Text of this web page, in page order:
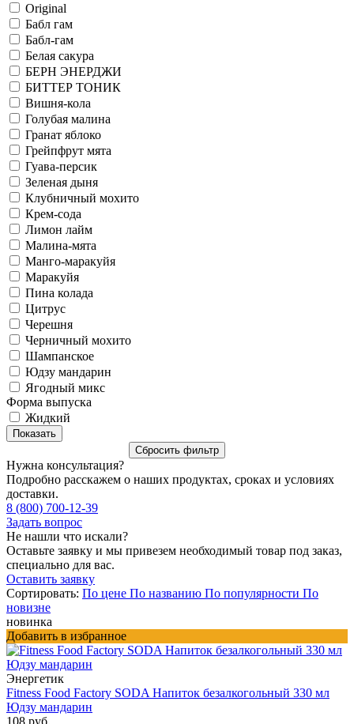
Original
Бабл гам
Бабл-гам
Белая сакура
БЕРН ЭНЕРДЖИ
БИТТЕР ТОНИК
Вишня-кола
Голубая малина
Гранат яблоко
Грейпфрут мята
Гуава-персик
Зеленая дыня
Клубничный мохито
Крем-сода
Лимон лайм
Малина-мята
Манго-маракуйя
Маракуйя
Пина колада
Цитрус
Черешня
Черничный мохито
Шампанское
Юдзу мандарин
Ягодный микс
Форма выпуска
Жидкий
Нужна консультация?
Подробно расскажем о наших продуктах, сроках и условиях
доставки.
8 (800) 700-12-39
Задать вопрос
Не нашли что искали?
Оставьте заявку и мы привезем необходимый товар под заказ,
специально для вас.
Оставить заявку
Сортировать: По цене По названию По популярности По
новизне
новинка
Добавить в избранное
Энергетик
Fitness Food Factory SODA Напиток безалкогольный 330 мл
Юдзу мандарин
108 руб.